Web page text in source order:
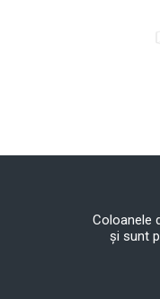
Coloanele
și sunt